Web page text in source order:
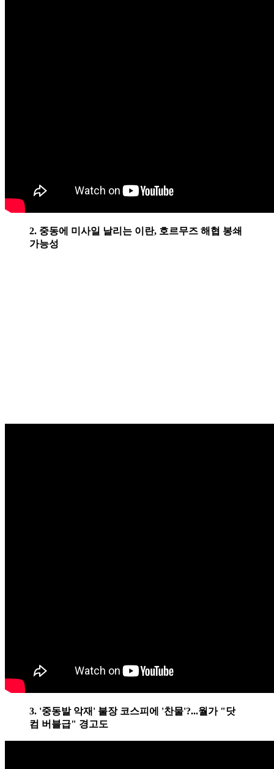
2. 중동에 미사일 날리는 이란, 호르무즈 해협 봉쇄
가능성
3. '중동발 악재' 불장 코스피에 '찬물'?...월가 "닷
컴 버블급" 경고도